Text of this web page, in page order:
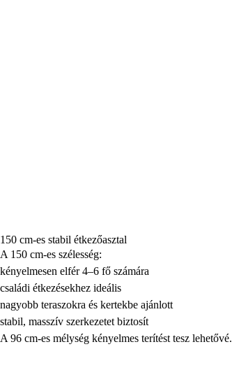
150 cm-es stabil étkezőasztal
A 150 cm-es szélesség:
kényelmesen elfér 4–6 fő számára
családi étkezésekhez ideális
nagyobb teraszokra és kertekbe ajánlott
stabil, masszív szerkezetet biztosít
A 96 cm-es mélység kényelmes terítést tesz lehetővé.